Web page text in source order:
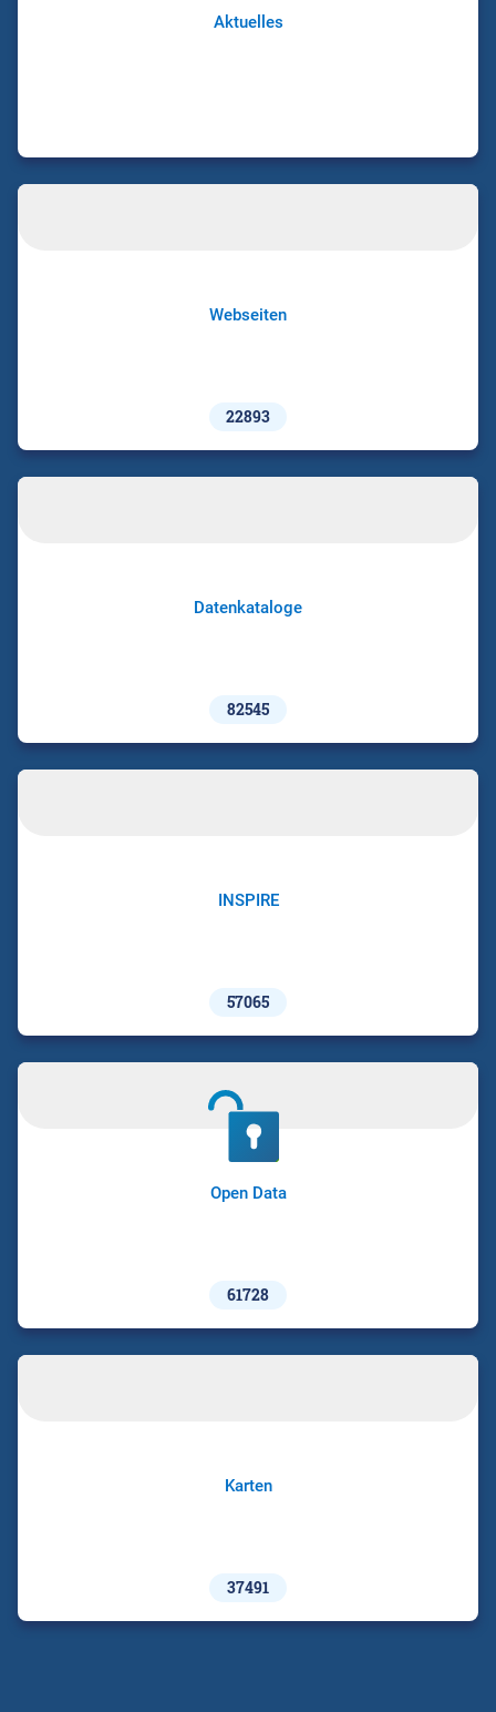
Aktuelles
Webseiten
22893
Datenkataloge
82545
INSPIRE
57065
Open Data
61728
Karten
37491